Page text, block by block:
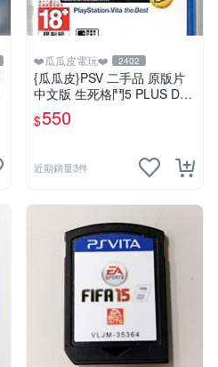
❤️瓜瓜皮電玩❤️ 2402
{瓜瓜皮}PSV 二手品 原版片
中文版 生死格鬥5 PLUS Dea
d or Alive 5(遊戲都有回收)
$550
近期銷量3件